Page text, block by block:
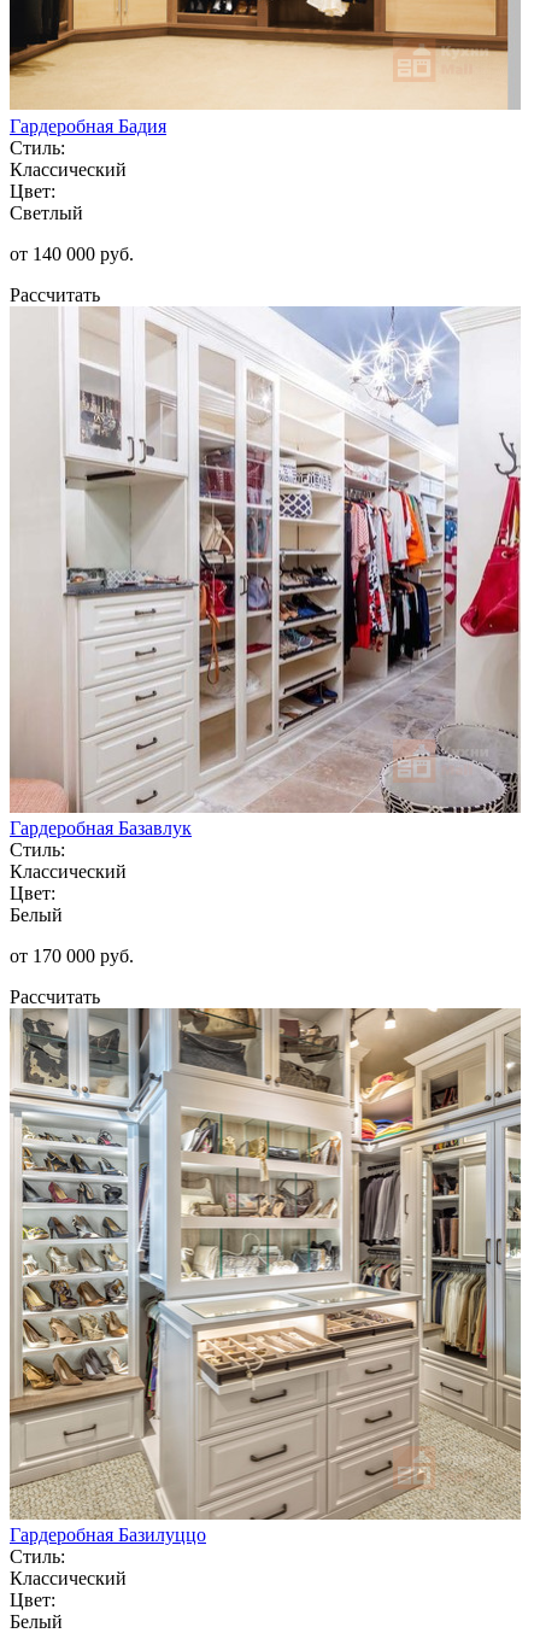
Гардеробная Бадия
Стиль:
Классический
Цвет:
Светлый
от 140 000 руб.
Рассчитать
Гардеробная Базавлук
Стиль:
Классический
Цвет:
Белый
от 170 000 руб.
Рассчитать
Гардеробная Базилуццо
Стиль:
Классический
Цвет:
Белый